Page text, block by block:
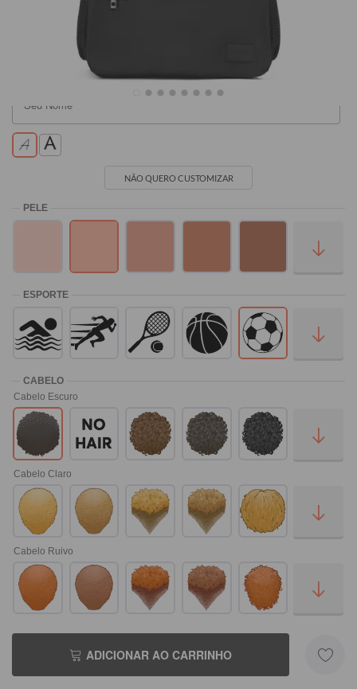
R$199,90
NÃO QUERO CUSTOMIZAR
Cabelo Escuro
Cabelo Claro
Cabelo Ruivo
ADICIONAR AO CARRINHO